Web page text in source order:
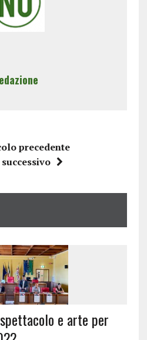
precedente
e arte per